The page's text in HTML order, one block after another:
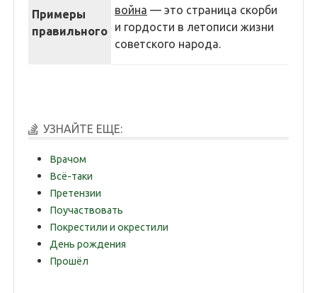
Примеры
правильного
война — это страница скорби
и гордости в летописи жизни
советского народа.
УЗНАЙТЕ ЕЩЕ:
Врачом
Всё-таки
Претензии
Поучаствовать
Покрестили и окрестили
День рождения
Прошёл